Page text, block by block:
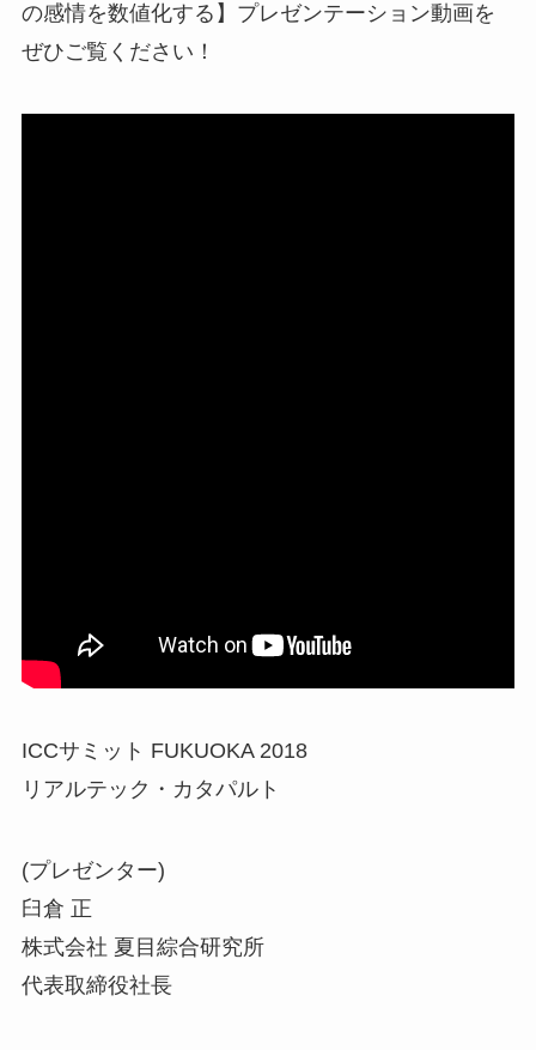
の感情を数値化する】プレゼンテーション動画を
ぜひご覧ください！
ICCサミット FUKUOKA 2018
リアルテック・カタパルト
(プレゼンター)
臼倉 正
株式会社 夏目綜合研究所
代表取締役社長